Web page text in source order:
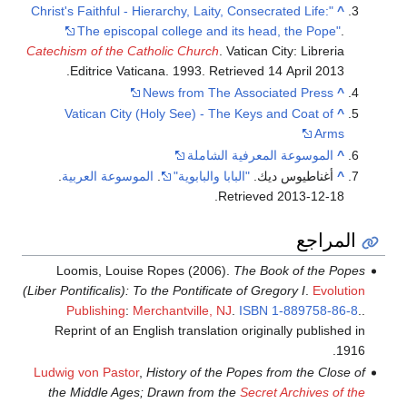
^
"Christ's Faithful - Hierarchy, Laity, Consecrated Life:
The episcopal college and its head, the Pope".
Catechism of the Catholic Church. Vatican City: Libreria
Editrice Vaticana. 1993. Retrieved 14 April 2013
.
^
News from The Associated Press
^
Vatican City (Holy See) - The Keys and Coat of
Arms
^ الموسوعة المعرفية الشاملة
^ أغناطيوس ديك. "البابا والبابوية" الموسوعة العربية
Retrieved 2013-12-18
المراجع
Loomis, Louise Ropes (2006). The Book of the Popes
(Liber Pontificalis): To the Pontificate of Gregory I. Evolution
Publishing: Merchantville, NJ. ISBN 1-889758-86-8..
Reprint of an English translation originally published in
1916.
Ludwig von Pastor, History of the Popes from the Close of
the Middle Ages; Drawn from the Secret Archives of the